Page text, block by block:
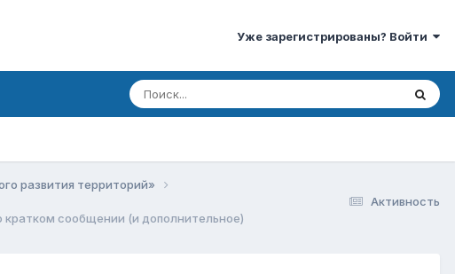
Уже зарегистрированы? Войти
Активность
развития территорий»
кратком сообщении (и дополнительное)